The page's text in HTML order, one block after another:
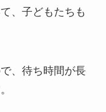
、子どもたちも
、待ち時間が長